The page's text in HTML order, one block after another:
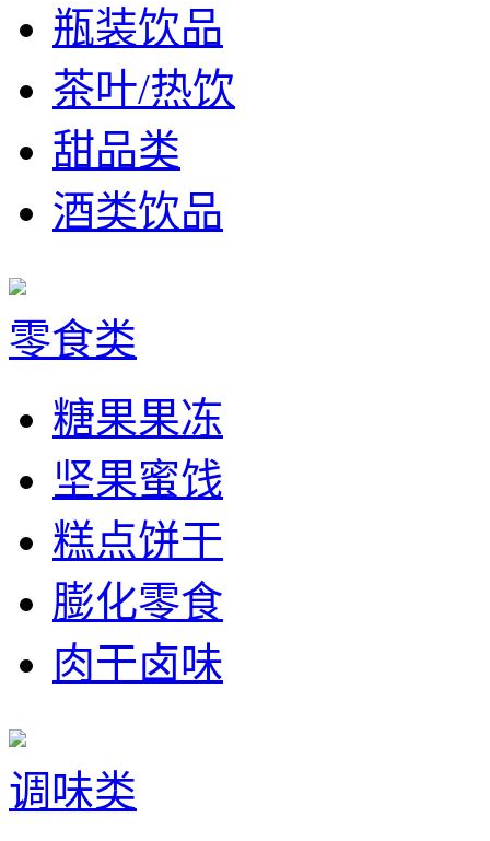
瓶装饮品
茶叶/热饮
甜品类
酒类饮品
零食类
糖果果冻
坚果蜜饯
糕点饼干
膨化零食
肉干卤味
调味类